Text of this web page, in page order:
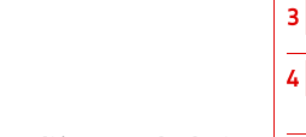
3
4